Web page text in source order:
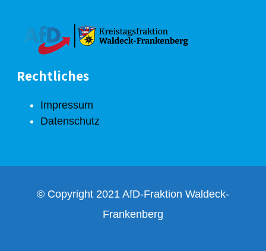
Rechtliches
Impressum
Datenschutz
© Copyright 2021 AfD-Fraktion Waldeck-
Frankenberg